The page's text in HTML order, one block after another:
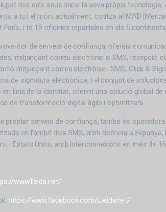
des dels seus inicis la seva pròpia tecnologia,
a tot el món; actualment, cotitza al MAB
París, i té 19 oficines repartides en els 5
de serveis de confiança, ofereix
mitjançant correu electrònic o SMS, recepció
mitjançant correu electrònic i SMS, Click &
de signatura electrònica, i el conjunt de
en línia de la identitat, oferint una solució global de
de transformació digital àgils i optimitzats.
prestar serveis de confiança, també és
en l’àmbit dels SMS, amb llicència a Espanya,
i Estats Units, amb interconnexions en més de
www.lleida.net/
https://www.facebook.com/Lleida.net/